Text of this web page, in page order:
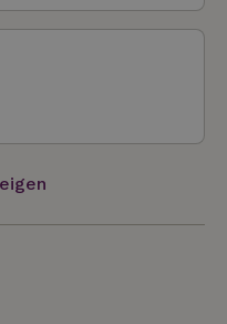
ist nur 10 Kilometer
Bergen und
erreichen und
Geschäften und
du dich für dieses
Das Naturhäuschen